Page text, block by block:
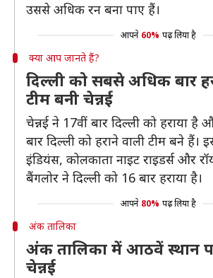
उससे अधिक रन बना पाए हैं।
आपने 60% पढ़ लिया है
क्या आप जानते हैं?
दिल्ली को सबसे अधिक बार
टीम बनी चेन्नई
चेन्नई ने 17वीं बार दिल्ली को हराया
बार दिल्ली को हराने वाली टीम बने
इंडियंस, कोलकाता नाइट राइडर्स और
बैंगलोर ने दिल्ली को 16 बार हराया है।
आपने 80% पढ़ लिया है
अंक तालिका
अंक तालिका में आठवें स्थान
चेन्नई